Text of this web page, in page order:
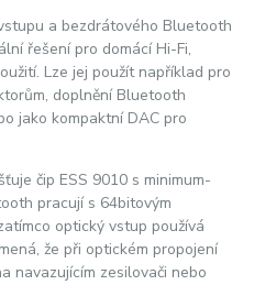
a bezdrátového Bluetooth
řešení pro domácí Hi-Fi,
Lze jej použít například pro
doplnění Bluetooth
jako kompaktní DAC pro
čip ESS 9010 s minimum-
pracují s 64bitovým
optický vstup používá
že při optickém propojení
navazujícím zesilovači nebo